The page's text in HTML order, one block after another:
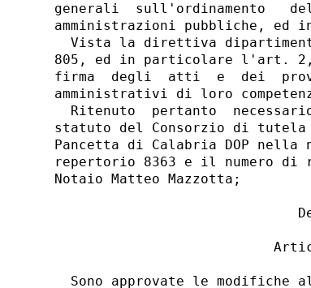
generali  sull'ordinamento
amministrazioni pubbliche,
Vista la direttiva
805, ed in particolare l'art. 2,
firma  degli  atti  e  dei
amministrativi di loro
Ritenuto  pertanto
statuto del Consorzio di tutela
Pancetta di Calabria DOP
repertorio 8363 e il numero
Notaio Matteo Mazzotta;
Sono approvate le modifiche